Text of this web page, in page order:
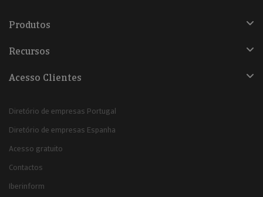
Produtos
Recursos
Acesso Clientes
Diretório de empresas Portugal
Diretório de empresas Espanha
Acesso gratuito
Contactos
Iberinform